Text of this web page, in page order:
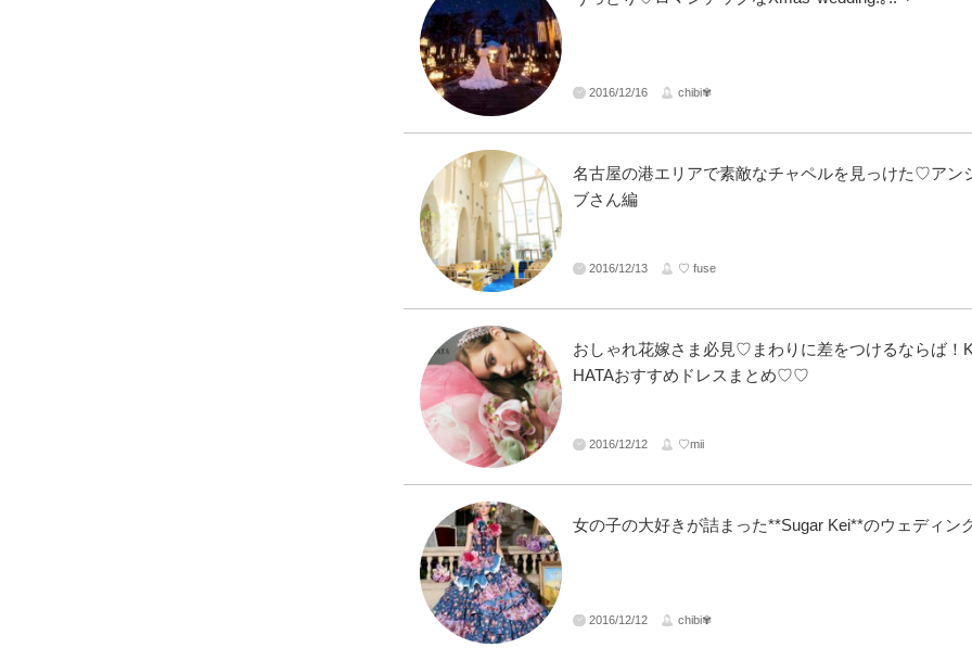
2016/12/16 chibi✾
名古屋の港エリアで素敵なチャペルを見っけた♡アン
ブさん編
2016/12/13 ♡ fuse
おしゃれ花嫁さま必見♡まわりに差をつけるならば！
HATAおすすめドレスまとめ♡♡
2016/12/12 ♡mii
女の子の大好きが詰まった**Sugar Kei**のウェディン
2016/12/12 chibi✾